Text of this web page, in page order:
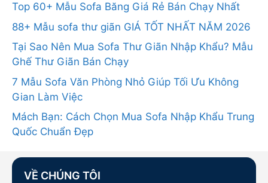
Top 60+ Mẫu Sofa Băng Giá Rẻ Bán Chạy Nhất
88+ Mẫu sofa thư giãn GIÁ TỐT NHẤT NĂM 2026
Tại Sao Nên Mua Sofa Thư Giãn Nhập Khẩu? Mẫu
Ghế Thư Giãn Bán Chạy
7 Mẫu Sofa Văn Phòng Nhỏ Giúp Tối Ưu Không
Gian Làm Việc
Mách Bạn: Cách Chọn Mua Sofa Nhập Khẩu Trung
Quốc Chuẩn Đẹp
VỀ CHÚNG TÔI